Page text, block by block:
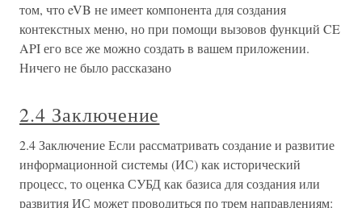
том, что eVB не имеет компонента для создания
контекстных меню, но при помощи вызовов функций CE
API его все же можно создать в вашем приложении.
Ничего не было рассказано
2.4 Заключение
2.4 Заключение Если рассматривать создание и развитие
информационной системы (ИС) как исторический
процесс, то оценка СУБД как базиса для создания или
развития ИС может проводиться по трем направлениям: